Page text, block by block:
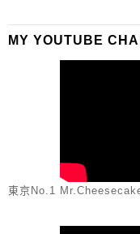
MY YOUTUBE
東京No.1